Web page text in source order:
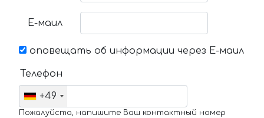
Е-маил
оповещать об информации через Е-маил
Телефон
+49
Пожалуйста, напишите Ваш контактный номер